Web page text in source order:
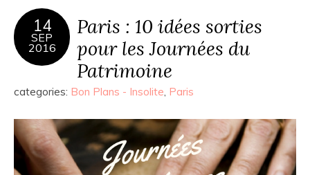
14
SEP
2016
Paris : 10 idées sorties
pour les Journées du
Patrimoine
categories: Bon Plans - Insolite, Paris